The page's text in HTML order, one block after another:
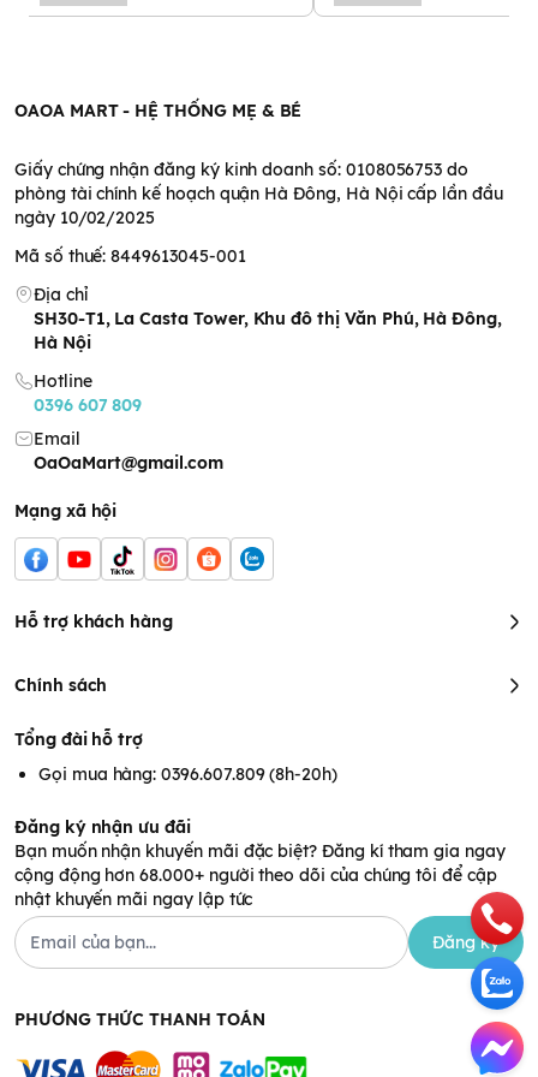
- Sử dụng Quy trình ủ hạt nảy mầm giúp kích hoạt enzyme tự
- Các loại đậu chứa nguồn chất khoáng dồi dào (Sắt, Kẽm ,...)
- Đóng kín sau khi sử dụng.
- Bảo quản nơi khô ráo, thoáng mát, tránh ánh nắng trực tiếp
và nhiệt độ cao.
OAOA MART - HỆ THỐNG MẸ & BÉ
Giấy chứng nhận đăng ký kinh doanh số: 0108056753 do
phòng tài chính kế hoạch quận Hà Đông, Hà Nội cấp lần đầu
ngày 10/02/2025
Mã số thuế: 8449613045-001
Địa chỉ
SH30-T1, La Casta Tower, Khu đô thị Văn Phú, Hà Đông,
Hà Nội
Hotline
0396 607 809
Email
OaOaMart@gmail.com
Mạng xã hội
Hỗ trợ khách hàng
Chính sách
Tổng đài hỗ trợ
Gọi mua hàng: 0396.607.809 (8h-20h)
Đăng ký nhận ưu đãi
Bạn muốn nhận khuyến mãi đặc biệt? Đăng kí tham gia ngay
cộng động hơn 68.000+ người theo dõi của chúng tôi để cập
nhật khuyến mãi ngay lập tức
Đăng ký
PHƯƠNG THỨC THANH TOÁN